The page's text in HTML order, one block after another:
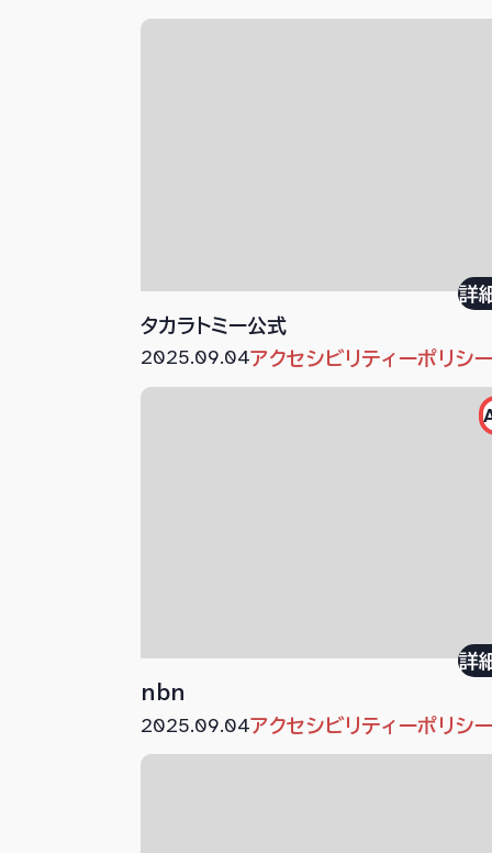
タカラトミー公式
詳
2025.09.04アクセシビリティーポリシ
nbn
詳
2025.09.04アクセシビリティーポリシ